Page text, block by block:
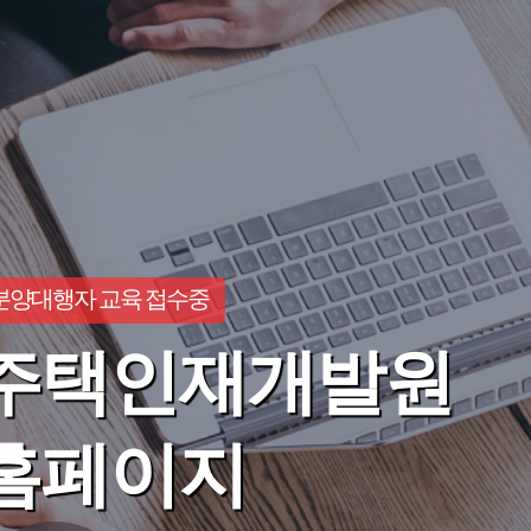
양대행자 교육 접수중
택인재개발원
페이지